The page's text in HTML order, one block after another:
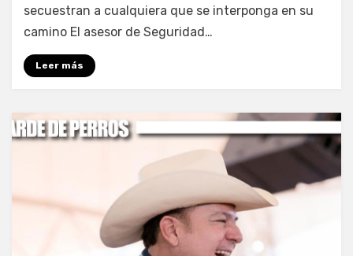
secuestran a cualquiera que se interponga en su
camino El asesor de Seguridad…
Leer más